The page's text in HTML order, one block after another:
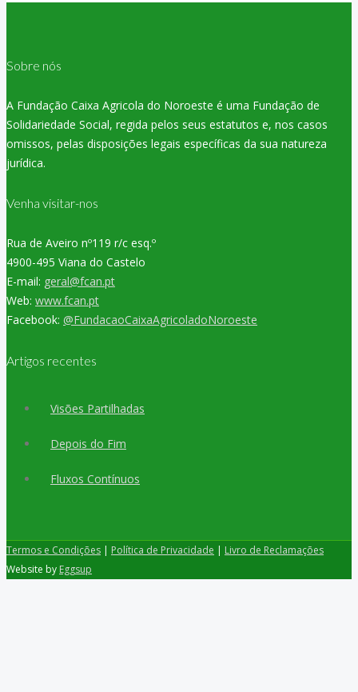
Sobre nós
A Fundação Caixa Agricola do Noroeste é uma Fundação de
Solidariedade Social, regida pelos seus estatutos e, nos casos
omissos, pelas disposições legais específicas da sua natureza
jurídica.
Venha visitar-nos
Rua de Aveiro nº119 r/c esq.º
4900-495 Viana do Castelo
E-mail: geral@fcan.pt
Web: www.fcan.pt
Facebook: @FundacaoCaixaAgricoladoNoroeste
Artigos recentes
Visões Partilhadas
Depois do Fim
Fluxos Contínuos
Termos e Condições | Política de Privacidade | Livro de Reclamações
Website by Eggsup